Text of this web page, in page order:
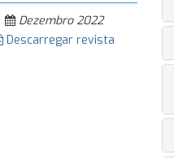
Dezembro 2022
Descarregar revista